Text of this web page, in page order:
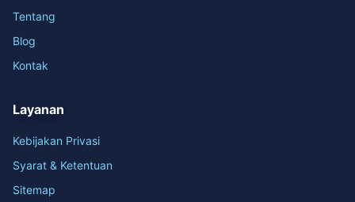
Tentang
Blog
Kontak
Layanan
Kebijakan Privasi
Syarat & Ketentuan
Sitemap